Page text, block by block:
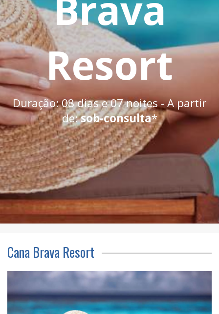
Resort
Duração: 08 dias e 07 noites - A partir
de:sob-consulta*
Cana Brava Resort